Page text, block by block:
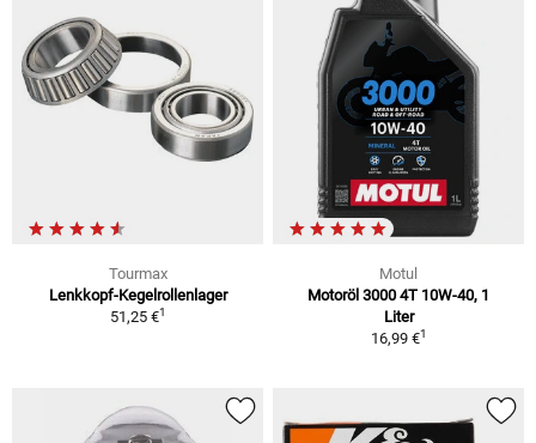
Tourmax
Lenkkopf-Kegelrollenlager
51,25 €1
Motul
Motoröl 3000 4T 10W-40, 1
Liter
16,99 €1